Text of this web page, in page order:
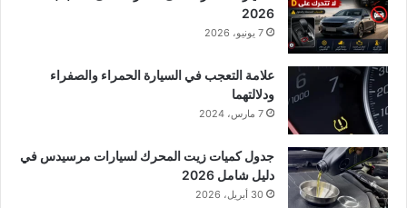
2026
7 يونيو، 2026
علامة التعجب في السيارة الحمراء والصفراء
ودلالتهما
7 مارس، 2024
جدول كميات زيت المحرك لسيارات مرسيدس في
دليل شامل 2026
30 أبريل، 2026